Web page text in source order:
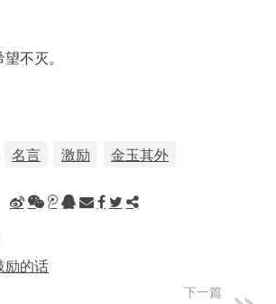
不灭。
名言 激励 金玉其外
励的话
下一篇